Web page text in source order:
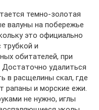
темно-золотая
валуны на побережье
это официально
и
обитателей, при
удалиться
в расщелины скал, где
рапаны и морские ежи.
не нужно, иглы